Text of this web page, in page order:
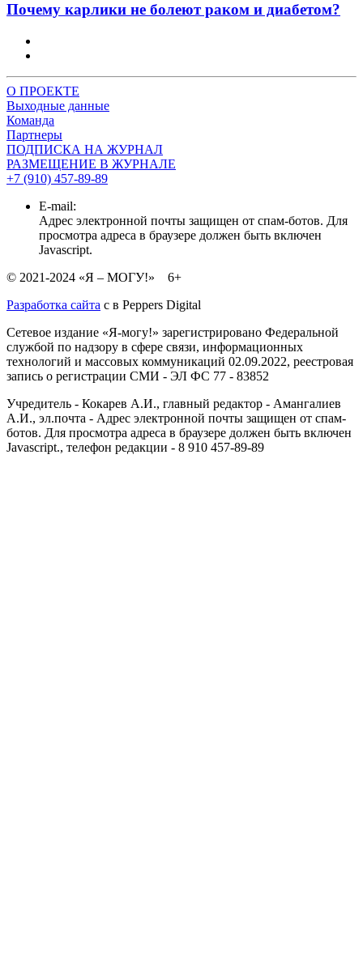
Почему карлики не болеют раком и диабетом?
О ПРОЕКТЕ
Выходные данные
Команда
Партнеры
ПОДПИСКА НА ЖУРНАЛ
РАЗМЕЩЕНИЕ В ЖУРНАЛЕ
+7 (910) 457-89-89
E-mail:
Адрес электронной почты защищен от спам-ботов. Для
просмотра адреса в браузере должен быть включен
Javascript.
© 2021-2024 «Я – МОГУ!» 6+
Разработка сайта с в Peppers Digital
Сетевое издание «Я-могу!» зарегистрировано Федеральной
службой по надзору в сфере связи, информационных
технологий и массовых коммуникаций 02.09.2022, реестровая
запись о регистрации СМИ - ЭЛ ФС 77 - 83852
Учредитель - Кокарев А.И., главный редактор - Амангалиев
А.И., эл.почта - Адрес электронной почты защищен от спам-
ботов. Для просмотра адреса в браузере должен быть включен
Javascript., телефон редакции - 8 910 457-89-89